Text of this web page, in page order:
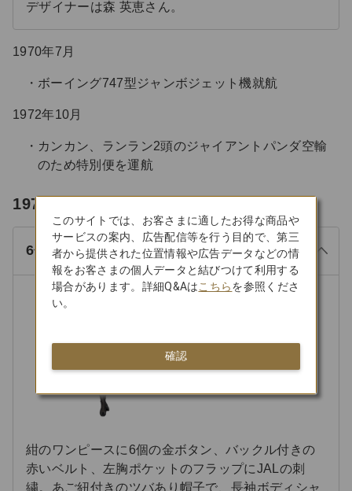
デザイナーは森 英恵さん。
1970年7月
ボーイング747型ジャンボジェット機就航
1972年10月
カンカン、ランラン2頭のジャイアントパンダ空輸
のため特別便を運航
1977.10－1987.12
6代目制服
る
紺のワンピースに6個の金ボタン、バックル付きの
赤いベルト、左胸ポケットのフラップにJALの刺
繍。あご紐付きのツバあり帽子で、長袖ボディシャ
このサイトでは、お客さまに適したお得な商品や
サービスの案内、広告配信等を行う目的で、第三
者から提供された位置情報や広告データなどの情
報をお客さまの個人データと結びつけて利用する
場合があります。詳細Q&Aはこちらを参照くださ
い。
確認